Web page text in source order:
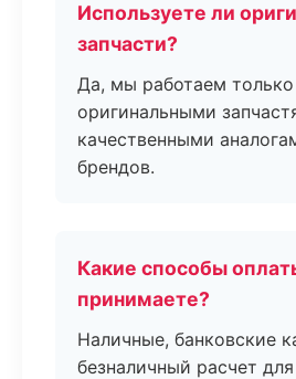
Используете ли
запчасти?
Да, мы работаем только
оригинальными
качественными
брендов.
Какие способы
принимаете?
Наличные, банковские
безналичный расчет для